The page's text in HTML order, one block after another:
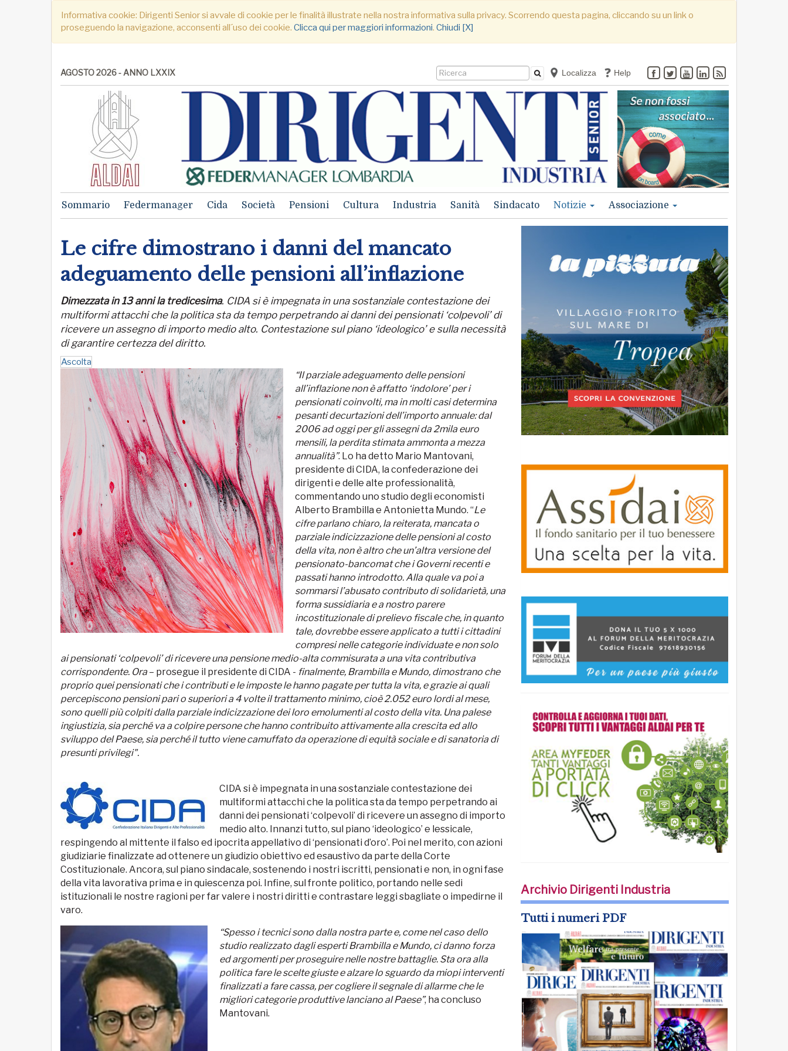
Informativa cookie: Dirigenti Senior si avvale di cookie per le finalità illustrate nella nostra informativa sulla privacy. Scorrendo questa pagina, cliccando su un link o
proseguendo la navigazione, acconsenti all´uso dei cookie. Clicca qui per maggiori informazioni. Chiudi [X]
AGOSTO 2026 - ANNO LXXIX Localizza Help
Sommario Federmanager Cida Società Pensioni Cultura Industria Sanità Sindacato Notizie Associazione
Le cifre dimostrano i danni del mancato
adeguamento delle pensioni all’inflazione
Dimezzata in 13 anni la tredicesima. CIDA si è impegnata in una sostanziale contestazione dei
multiformi attacchi che la politica sta da tempo perpetrando ai danni dei pensionati ‘colpevoli’ di
ricevere un assegno di importo medio alto. Contestazione sul piano ‘ideologico’ e sulla necessità
di garantire certezza del diritto.
Ascolta
“Il parziale adeguamento delle pensioni
all’inflazione non è affatto ‘indolore’ per i
pensionati coinvolti, ma in molti casi determina
pesanti decurtazioni dell’importo annuale: dal
2006 ad oggi per gli assegni da 2mila euro
mensili, la perdita stimata ammonta a mezza
annualità”. Lo ha detto Mario Mantovani,
presidente di CIDA, la confederazione dei
dirigenti e delle alte professionalità,
commentando uno studio degli economisti
Alberto Brambilla e Antonietta Mundo. “Le
cifre parlano chiaro, la reiterata, mancata o
parziale indicizzazione delle pensioni al costo
della vita, non è altro che un’altra versione del
pensionato-bancomat che i Governi recenti e
passati hanno introdotto. Alla quale va poi a
sommarsi l’abusato contributo di solidarietà, una
forma sussidiaria e a nostro parere
incostituzionale di prelievo fiscale che, in quanto
tale, dovrebbe essere applicato a tutti i cittadini
compresi nelle categorie individuate e non solo
ai pensionati ‘colpevoli’ di ricevere una pensione medio-alta commisurata a una vita contributiva
corrispondente. Ora– prosegue il presidente di CIDA - finalmente, Brambilla e Mundo, dimostrano che
proprio quei pensionati che i contributi e le imposte le hanno pagate per tutta la vita, e grazie ai quali
percepiscono pensioni pari o superiori a 4 volte il trattamento minimo, cioè 2.052 euro lordi al mese,
sono quelli più colpiti dalla parziale indicizzazione dei loro emolumenti al costo della vita. Una palese
ingiustizia, sia perché va a colpire persone che hanno contribuito attivamente alla crescita ed allo
sviluppo del Paese, sia perché il tutto viene camuffato da operazione di equità sociale e di sanatoria di
presunti privilegi".
CIDA si è impegnata in una sostanziale contestazione dei
multiformi attacchi che la politica sta da tempo perpetrando ai
danni dei pensionati ‘colpevoli’ di ricevere un assegno di importo
medio alto. Innanzi tutto, sul piano ‘ideologico’ e lessicale,
respingendo al mittente il falso ed ipocrita appellativo di ‘pensionati d’oro’. Poi nel merito, con azioni
giudiziarie finalizzate ad ottenere un giudizio obiettivo ed esaustivo da parte della Corte
Costituzionale. Ancora, sul piano sindacale, sostenendo i nostri iscritti, pensionati e non, in ogni fase
della vita lavorativa prima e in quiescenza poi. Infine, sul fronte politico, portando nelle sedi
istituzionali le nostre ragioni per far valere i nostri diritti e contrastare leggi sbagliate o impedirne il
varo.
“Spesso i tecnici sono dalla nostra parte e, come nel caso dello
studio realizzato dagli esperti Brambilla e Mundo, ci danno forza
ed argomenti per proseguire nelle nostre battaglie. Sta ora alla
politica fare le scelte giuste e alzare lo sguardo da miopi interventi
finalizzati a fare cassa, per cogliere il segnale di allarme che le
migliori categorie produttive lanciano al Paese”, ha concluso
Mantovani.
Archivio Dirigenti Industria
Tutti i numeri PDF